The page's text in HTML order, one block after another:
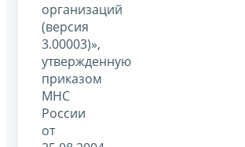
организаций
(версия
3.00003)»,
утвержденную
приказом
МНС
России
от